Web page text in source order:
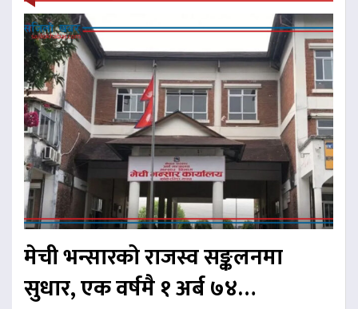
मेची भन्सारको राजस्व सङ्कलनमा
सुधार, एक वर्षमै १ अर्ब ७४…